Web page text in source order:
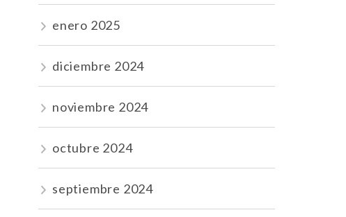
enero 2025
diciembre 2024
noviembre 2024
octubre 2024
septiembre 2024